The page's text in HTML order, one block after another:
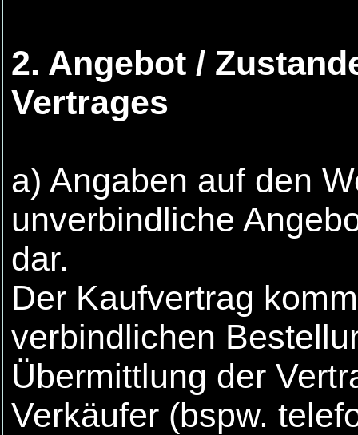
2. Angebot /
Vertrages
a) Angaben auf den
unverbindliche
dar.
Der Kaufvertrag
verbindlichen
Übermittlung der
Verkäufer (bspw.